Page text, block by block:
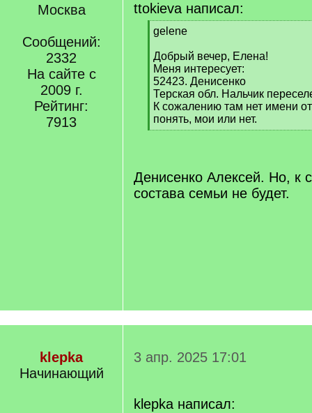
Москва
Сообщений:
2332
На сайте с
2009 г.
Рейтинг:
7913
ttokieva написал:
[
]
gelene
Добрый вечер, Елена!
Меня интересует:
52423. Денисенко
Терская обл. Нальчик
К сожалению там нет имени
понять, мои или нет.
[
Денисенко Алексей. Но, к
состава семьи не будет.
klepka
Начинающий
3 апр. 2025 17:01
klepka написал: